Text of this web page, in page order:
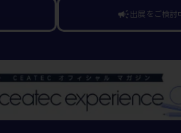
campaign出展をご検討